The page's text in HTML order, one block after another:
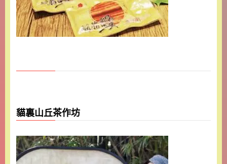
貓裏山丘茶作坊